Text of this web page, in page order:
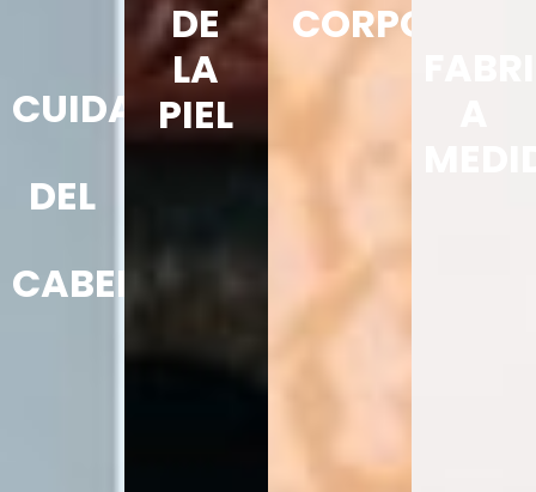
CUIDADO
DEL
CABELLO
DE
LA
PIEL
CORPORAL